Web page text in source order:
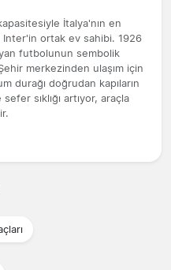
İtalya'nın en
ortak ev sahibi. 1926
futbolunun sembolik
merkezinden ulaşım için
durağı doğrudan kapıların
sıklığı artıyor, araçla